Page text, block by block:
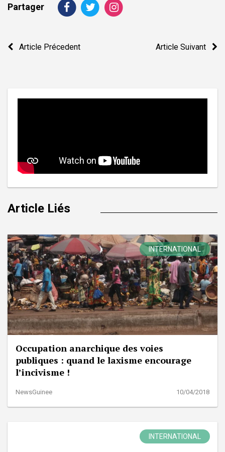
Partager
Navigation
Article Précedent Article Suivant
Article Liés
INTERNATIONAL
Occupation anarchique des voies
publiques : quand le laxisme encourage
l’incivisme !
NewsGuinee 10/04/2018
INTERNATIONAL